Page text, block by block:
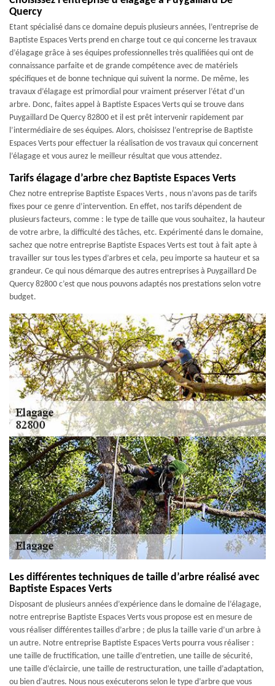
Quercy
Etant spécialisé dans ce domaine depuis plusieurs années, l’entreprise de
Baptiste Espaces Verts prend en charge tout ce qui concerne les travaux
d’élagage grâce à ses équipes professionnelles très qualifiées qui ont de
connaissance parfaite et de grande compétence avec de matériels
spécifiques et de bonne technique qui suivent la norme. De même, les
travaux d’élagage est primordial pour vraiment préserver l’état d’un
arbre. Donc, faites appel à Baptiste Espaces Verts qui se trouve dans
Puygaillard De Quercy 82800 et il est prêt intervenir rapidement par
l’intermédiaire de ses équipes. Alors, choisissez l’entreprise de Baptiste
Espaces Verts pour effectuer la réalisation de vos travaux qui concernent
l’élagage et vous aurez le meilleur résultat que vous attendez.
Tarifs élagage d’arbre chez Baptiste Espaces Verts
Chez notre entreprise Baptiste Espaces Verts , nous n’avons pas de tarifs
fixes pour ce genre d’intervention. En effet, nos tarifs dépendent de
plusieurs facteurs, comme : le type de taille que vous souhaitez, la hauteur
de votre arbre, la difficulté des tâches, etc. Expérimenté dans le domaine,
sachez que notre entreprise Baptiste Espaces Verts est tout à fait apte à
travailler sur tous les types d’arbres et cela, peu importe sa hauteur et sa
grandeur. Ce qui nous démarque des autres entreprises à Puygaillard De
Quercy 82800 c’est que nous pouvons adaptés nos prestations selon votre
budget.
Les différentes techniques de taille d’arbre réalisé avec
Baptiste Espaces Verts
Disposant de plusieurs années d’expérience dans le domaine de l’élagage,
notre entreprise Baptiste Espaces Verts vous propose est en mesure de
vous réaliser différentes tailles d’arbre ; de plus la taille varie d’un arbre à
un autre. Notre entreprise Baptiste Espaces Verts pourra vous réaliser :
une taille de fructification, une taille d’entretien, une taille de sécurité,
une taille d’éclaircie, une taille de restructuration, une taille d’adaptation,
ou bien d’autres. Nous nous exécuterons selon le type d’arbre que vous